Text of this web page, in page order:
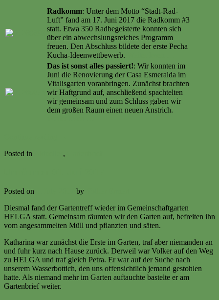
Radkomm: Unter dem Motto “Stadt-Rad-
Luft” fand am 17. Juni 2017 die Radkomm #3
statt. Etwa 350 Radbegeisterte konnten sich
über ein abwechslungsreiches Programm
freuen. Den Abschluss bildete der erste Pecha
Kucha-Ideenwettbewerb.
Das ist sonst alles passiert!: Wir konnten im
Juni die Renovierung der Casa Esmeralda im
Vitalisgarten voranbringen. Zunächst brachten
wir Haftgrund auf, anschließend spachtelten
wir gemeinsam und zum Schluss gaben wir
dem großen Raum einen neuen Anstrich.
Posted in
,
Posted on by
Diesmal fand der Gartentreff wieder im Gemeinschaftgarten
HELGA statt. Gemeinsam räumten wir den Garten auf, befreiten ihn
vom angesammelten Müll und pflanzten und säten.
Katharina war zunächst die Erste im Garten, traf aber niemanden an
und fuhr kurz nach Hause zurück. Derweil war Volker auf den Weg
zu HELGA und traf gleich Petra. Er war auf der Suche nach
unserem Wasserbottich, den uns offensichtlich jemand gestohlen
hatte. Als niemand mehr im Garten auftauchte bastelte er am
Gartenbrief weiter.